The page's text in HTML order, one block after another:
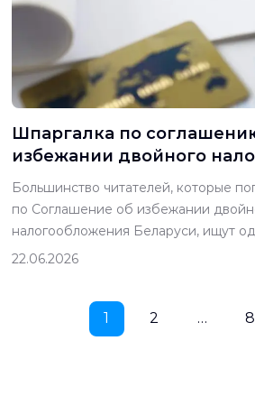
Шпаргалка по
избежании двойного
(СИДН) Беларуси
Большинство читателей, которые
по Соглашение об избежании
налогообложения Беларуси, ищут
применяется ко мне? В 2026 году
соглашению вообще. Если вы в
«недружественных» […]
22.06.2026
1 2 … 8